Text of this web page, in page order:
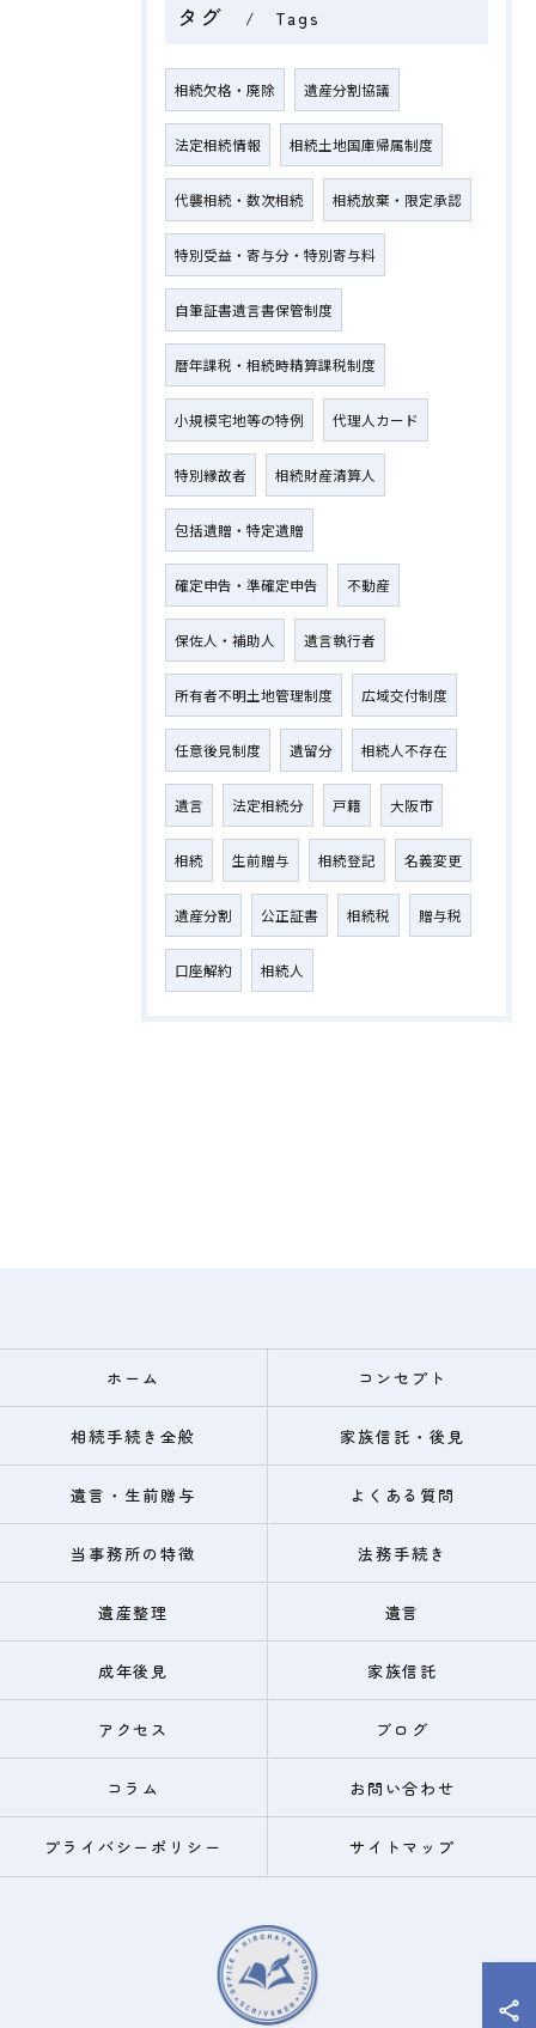
タグ Tags
相続欠格・廃除 遺産分割協議
法定相続情報 相続土地国庫帰属制度
代襲相続・数次相続 相続放棄・限定承認
特別受益・寄与分・特別寄与料
自筆証書遺言書保管制度
暦年課税・相続時精算課税制度
小規模宅地等の特例 代理人カード
特別縁故者 相続財産清算人
包括遺贈・特定遺贈
確定申告・準確定申告 不動産
保佐人・補助人 遺言執行者
所有者不明土地管理制度 広域交付制度
任意後見制度 遺留分 相続人不存在
遺言 法定相続分 戸籍 大阪市
相続 生前贈与 相続登記 名義変更
遺産分割 公正証書 相続税 贈与税
口座解約 相続人
ホーム コンセプト
相続手続き全般 家族信託・後見
遺言・生前贈与 よくある質問
当事務所の特徴 法務手続き
遺産整理 遺言
成年後見 家族信託
アクセス ブログ
コラム お問い合わせ
プライバシーポリシー サイトマップ
お問い合わせはこちら